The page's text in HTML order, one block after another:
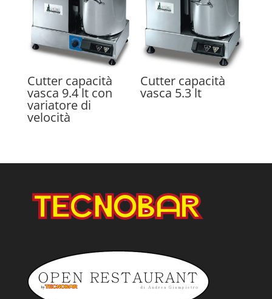
Cutter capacità
vasca 9.4 lt con
variatore di
velocità
Cutter capacità
vasca 5.3 lt